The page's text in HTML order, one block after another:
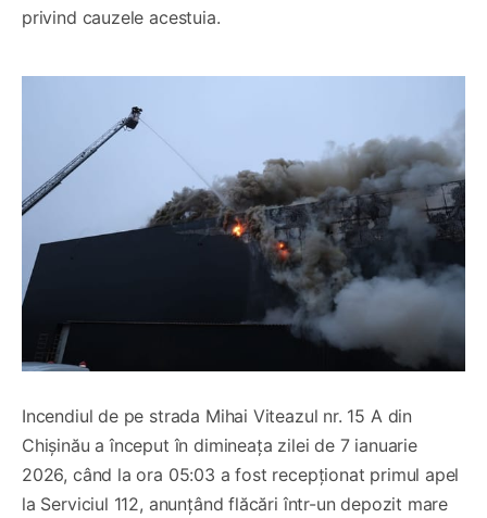
privind cauzele acestuia.
Incendiul de pe strada Mihai Viteazul nr. 15 A din
Chișinău a început în dimineața zilei de 7 ianuarie
2026, când la ora 05:03 a fost recepționat primul apel
la Serviciul 112, anunțând flăcări într-un depozit mare